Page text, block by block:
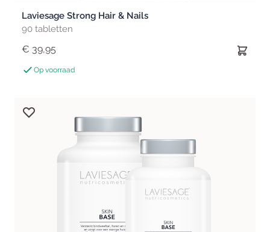
Laviesage Strong Hair & Nails
90 tabletten
€ 39,95
Op voorraad